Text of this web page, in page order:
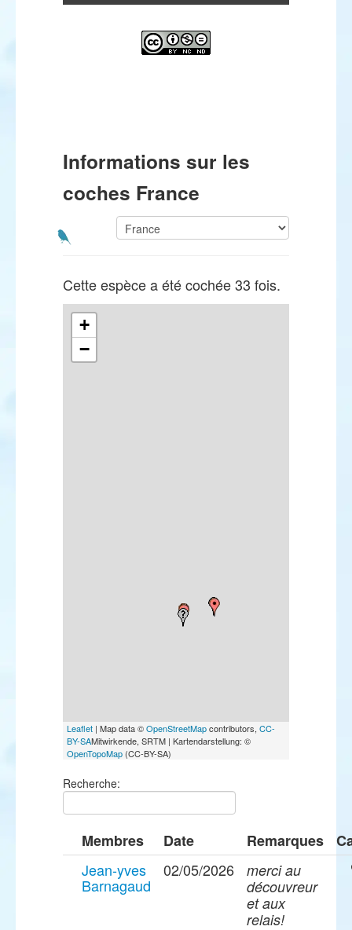
Informations sur les
coches France
Cette espèce a été cochée 33 fois.
+
−
Leaflet | Map data ©OpenStreetMapcontributors, CC-
BY-SAMitwirkende, SRTM | Kartendarstellung: ©
OpenTopoMap (CC-BY-SA)
Recherche:
Membres Date Remarques
Jean-yves
Barnagaud
02/05/2026
merci au
découvreur
et aux
relais!